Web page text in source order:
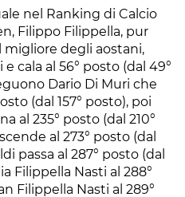
nel Ranking di Calcio
Filippo Filippella, pur
degli aostani,
cala al 56° posto (dal 49°
Dario Di Muri che
(dal 157° posto), poi
al 235° posto (dal 210°
al 273° posto (dal
passa al 287° posto (dal
Filippella Nasti al 288°
Filippella Nasti al 289°